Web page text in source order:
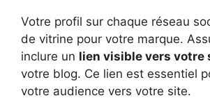
Votre profil sur chaque réseau
de vitrine pour votre marque.
inclure un lien visible vers votre
votre blog. Ce lien est essentiel
votre audience vers votre site.